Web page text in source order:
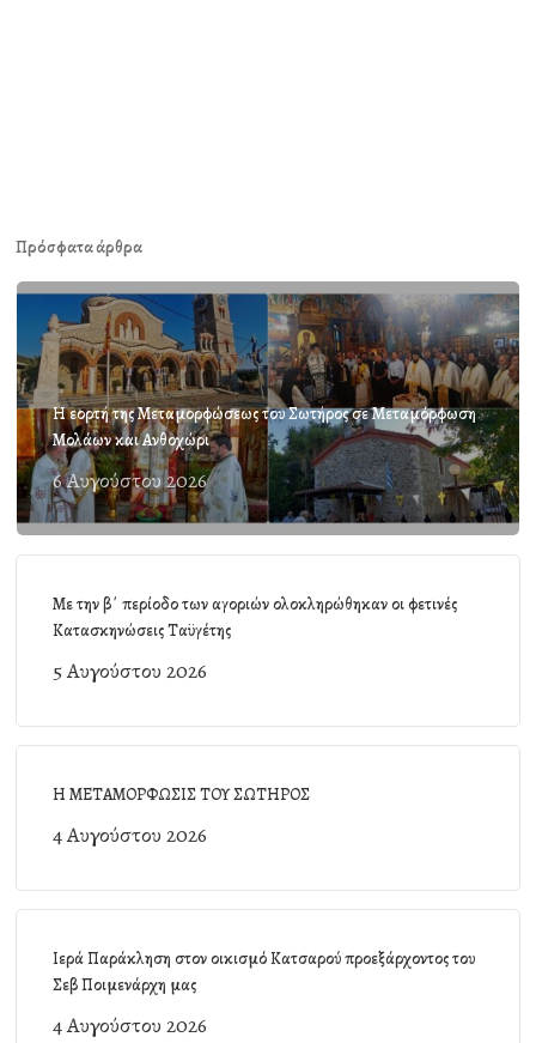
Πρόσφατα άρθρα
Η εορτή της Μεταμορφώσεως του Σωτήρος σε Μεταμόρφωση
Μολάων και Ανθοχώρι
6 Αυγούστου 2026
Με την β΄ περίοδο των αγοριών ολοκληρώθηκαν οι φετινές
Κατασκηνώσεις Ταϋγέτης
5 Αυγούστου 2026
Η ΜΕΤΑΜΟΡΦΩΣΙΣ ΤΟΥ ΣΩΤΗΡΟΣ
4 Αυγούστου 2026
Ιερά Παράκληση στον οικισμό Κατσαρού προεξάρχοντος του
Σεβ Ποιμενάρχη μας
4 Αυγούστου 2026